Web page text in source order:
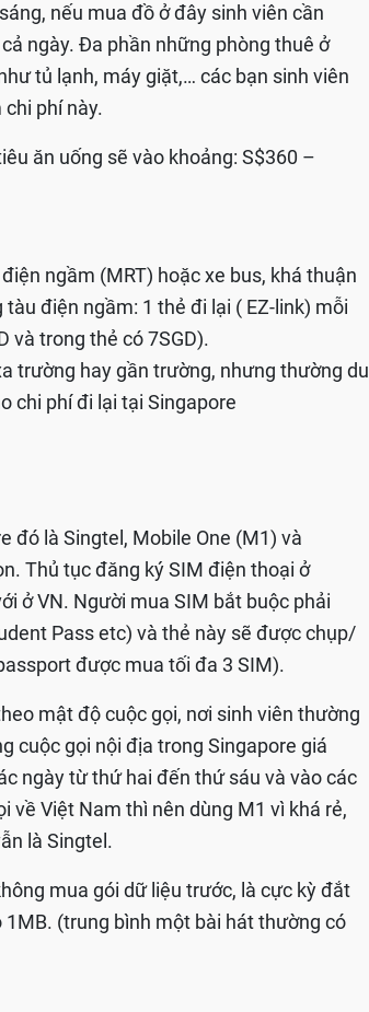
nếu mua đồ ở đây sinh viên cần
ngày. Đa phần những phòng thuê ở
tủ lạnh, máy giặt,… các bạn sinh viên
phí này.
ăn uống sẽ vào khoảng: S$360 –
ngầm (MRT) hoặc xe bus, khá thuận
điện ngầm: 1 thẻ đi lại ( EZ-link) mỗi
và trong thẻ có 7SGD).
trường hay gần trường, nhưng thường du
chi phí đi lại tại Singapore
đó là Singtel, Mobile One (M1) và
Thủ tục đăng ký SIM điện thoại ở
ở VN. Người mua SIM bắt buộc phải
Pass etc) và thẻ này sẽ được chụp/
được mua tối đa 3 SIM).
mật độ cuộc gọi, nơi sinh viên thường
cuộc gọi nội địa trong Singapore giá
ngày từ thứ hai đến thứ sáu và vào các
về Việt Nam thì nên dùng M1 vì khá rẻ,
là Singtel.
mua gói dữ liệu trước, là cực kỳ đắt
(trung bình một bài hát thường có